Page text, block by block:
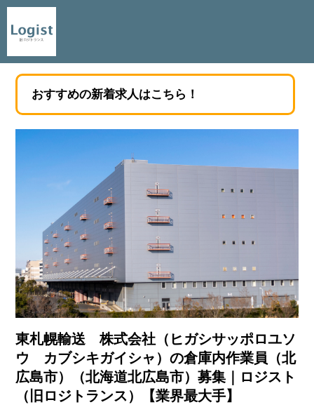
おすすめの新着求人はこちら！
東札幌輸送 株式会社（ヒガシサッポロユソ
ウ カブシキガイシャ）の倉庫内作業員（北
広島市）（北海道北広島市）募集｜ロジスト
（旧ロジトランス）【業界最大手】